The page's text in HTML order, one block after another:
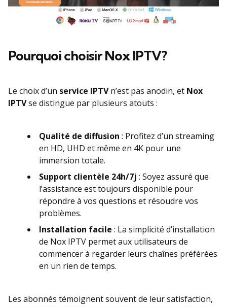
Pourquoi choisir Nox IPTV?
Le choix d’un service IPTVn’est pas anodin, et Nox
IPTVse distingue par plusieurs atouts :
Qualité de diffusion : Profitez d’un streaming
en HD, UHD et même en 4K pour une
immersion totale.
Support clientèle 24h/7j : Soyez assuré que
l’assistance est toujours disponible pour
répondre à vos questions et résoudre vos
problèmes.
Installation facile : La simplicité d’installation
de Nox IPTV permet aux utilisateurs de
commencer à regarder leurs chaînes préférées
en un rien de temps.
Les abonnés témoignent souvent de leur satisfaction,